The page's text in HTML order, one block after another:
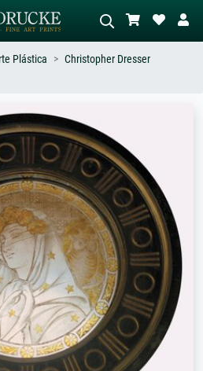
–
nu.
Descreva a cena – ex: prado verde,
abstrato com muito vermelho, pintura
a óleo escura, nu em pé ao lado de
uma árvore.
Plástica
Christopher Dresser